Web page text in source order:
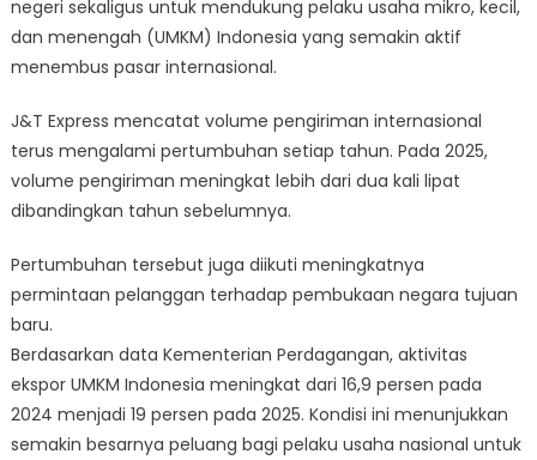
negeri sekaligus untuk mendukung pelaku usaha mikro, kecil,
dan menengah (UMKM) Indonesia yang semakin aktif
menembus pasar internasional.
J&T Express mencatat volume pengiriman internasional
terus mengalami pertumbuhan setiap tahun. Pada 2025,
volume pengiriman meningkat lebih dari dua kali lipat
dibandingkan tahun sebelumnya.
Pertumbuhan tersebut juga diikuti meningkatnya
permintaan pelanggan terhadap pembukaan negara tujuan
baru.
Berdasarkan data Kementerian Perdagangan, aktivitas
ekspor UMKM Indonesia meningkat dari 16,9 persen pada
2024 menjadi 19 persen pada 2025. Kondisi ini menunjukkan
semakin besarnya peluang bagi pelaku usaha nasional untuk